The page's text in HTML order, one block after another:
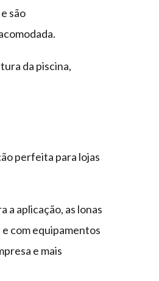
são
da piscina,
perfeita para lojas
a aplicação, as lonas
com equipamentos
e mais